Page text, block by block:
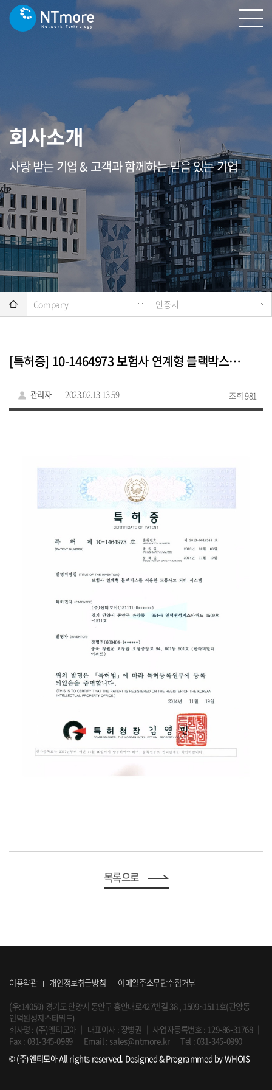
회사소개
사랑 받는 기업 & 고객과 함께하는 믿음 있는 기업
Company 인증서
[특허증] 10-1464973 보험사 연계형 블랙박스를 이용한 교통사고 처리 시스템
관리자 2023.02.13 13:59 조회 981
목록으로
이용약관 개인정보취급방침 이메일주소무단수집거부
(우:14059) 경기도 안양시 동안구 흥안대로427번길 38 , 1509~1511호(관양동
인덕원성지스타위드)
회사명 : (주)엔티모아｜ 대표이사 : 장병권 사업자등록번호 : 129-86-31768｜
Fax : 031-345-0989｜ Email : sales@ntmore.kr｜Tel : 031-345-0990
© (주)엔티모아 All rights reserved. Designed & Programmed by WHOIS